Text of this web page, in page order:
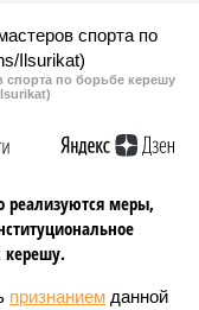
спорта по борьбе керешу
реализуются меры,
керешу.
признанием данной